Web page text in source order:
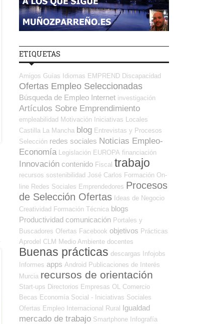
ETIQUETAS
Amigos Guías Idiomas EMPREND Discapacidad
Ofertas Empleo Seleccionadas
Búsqueda de Empleo Internet investigación
Artículos Sobre Emprendimiento
empleabilidad Motivación
Iniciativas Locales
Castilla La Mancha blog Entrevistas y Procesos
Selección redes sociales Noticias Empleo-
Economía
Legislación EUROPA financiación
Innovación contenido Fiscal trabajo
recursos sostenibilidad José Carlos Formación On-
line Redes Sociales Emprendedores Procesos
de Selección Ofertas Ideas de Negocio
Creatividad Formación Técnica blogs
Productividad comunicación Portales y
Buscadores Ofertas Facebook objetivos Prácticas
Aprodel CLM Medio Ambiente docentes
Buenas prácticas descargas
Infojobs
Informes apps Android Publicaciones de Interés
Murcia recursos de orientación
Start-ups Directorios Empresas OL
Comercio
Becas Economía Social - Iniciativas Sociales
Ofertas Empleo Internacional
Rural Igualdad
mercado de trabajo Smartphone Infografía